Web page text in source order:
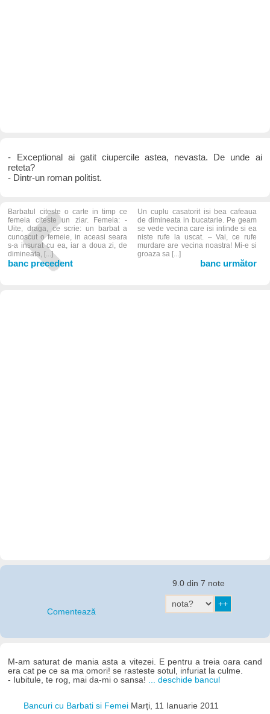
- Exceptional ai gatit ciupercile astea, nevasta. De unde ai
reteta?
- Dintr-un roman politist.
Barbatul citeste o carte in timp ce
femeia citeste un ziar. Femeia: -
Uite, draga, ce scrie: un barbat a
cunoscut o femeie, in aceasi seara
s-a insurat cu ea, iar a doua zi, de
dimineata, [...]
banc precedent
Un cuplu casatorit isi bea cafeaua
de dimineata in bucatarie. Pe geam
se vede vecina care isi intinde si ea
niste rufe la uscat. – Vai, ce rufe
murdare are vecina noastra! Mi-e si
groaza sa [...]
banc următor
Comentează
9.0 din 7 note
M-am saturat de mania asta a vitezei. E pentru a treia oara cand
era cat pe ce sa ma omori! se rasteste sotul, infuriat la culme.
- Iubitule, te rog, mai da-mi o sansa! ... deschide bancul
Bancuri cu Barbati si Femei Marți, 11 Ianuarie 2011